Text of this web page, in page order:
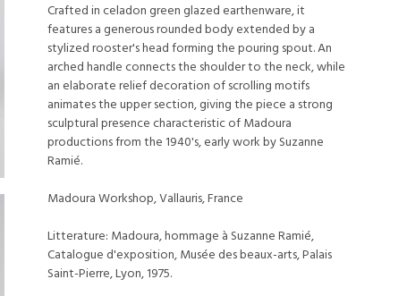
Crafted in celadon green glazed earthenware, it
features a generous rounded body extended by a
stylized rooster's head forming the pouring spout. An
arched handle connects the shoulder to the neck, while
an elaborate relief decoration of scrolling motifs
animates the upper section, giving the piece a strong
sculptural presence characteristic of Madoura
productions from the 1940's, early work by Suzanne
Ramié.
Madoura Workshop, Vallauris, France
Litterature: Madoura, hommage à Suzanne Ramié,
Catalogue d'exposition, Musée des beaux-arts, Palais
Saint-Pierre, Lyon, 1975.